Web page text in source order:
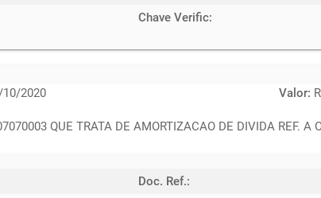
Chave Verific:
10/2020 Valor:
QUE TRATA DE AMORTIZACAO DE DIVIDA REF. A
Doc. Ref.: